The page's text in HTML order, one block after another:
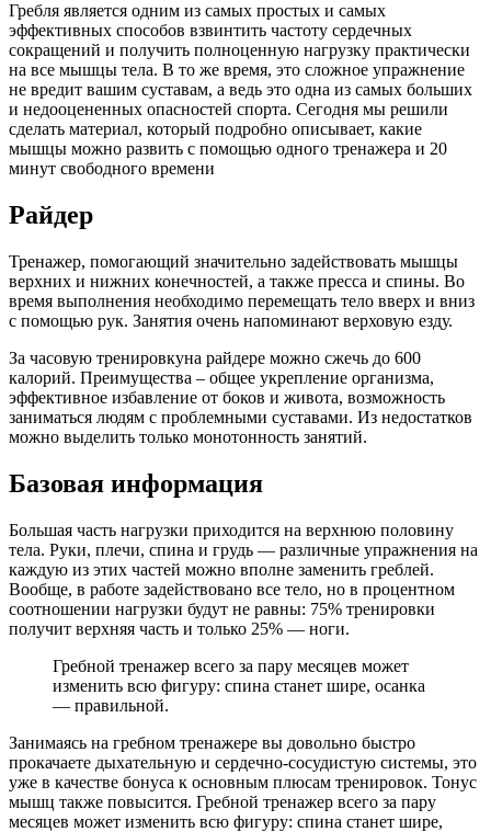
Гребля является одним из самых простых и самых
эффективных способов взвинтить частоту сердечных
сокращений и получить полноценную нагрузку практически
на все мышцы тела. В то же время, это сложное упражнение
не вредит вашим суставам, а ведь это одна из самых больших
и недооцененных опасностей спорта. Сегодня мы решили
сделать материал, который подробно описывает, какие
мышцы можно развить с помощью одного тренажера и 20
минут свободного времени
Райдер
Тренажер, помогающий значительно задействовать мышцы
верхних и нижних конечностей, а также пресса и спины. Во
время выполнения необходимо перемещать тело вверх и вниз
с помощью рук. Занятия очень напоминают верховую езду.
За часовую тренировкуна райдере можно сжечь до 600
калорий. Преимущества – общее укрепление организма,
эффективное избавление от боков и живота, возможность
заниматься людям с проблемными суставами. Из недостатков
можно выделить только монотонность занятий.
Базовая информация
Большая часть нагрузки приходится на верхнюю половину
тела. Руки, плечи, спина и грудь — различные упражнения на
каждую из этих частей можно вполне заменить греблей.
Вообще, в работе задействовано все тело, но в процентном
соотношении нагрузки будут не равны: 75% тренировки
получит верхняя часть и только 25% — ноги.
Гребной тренажер всего за пару месяцев может
изменить всю фигуру: спина станет шире, осанка
— правильной.
Занимаясь на гребном тренажере вы довольно быстро
прокачаете дыхательную и сердечно-сосудистую системы, это
уже в качестве бонуса к основным плюсам тренировок. Тонус
мышц также повысится. Гребной тренажер всего за пару
месяцев может изменить всю фигуру: спина станет шире,